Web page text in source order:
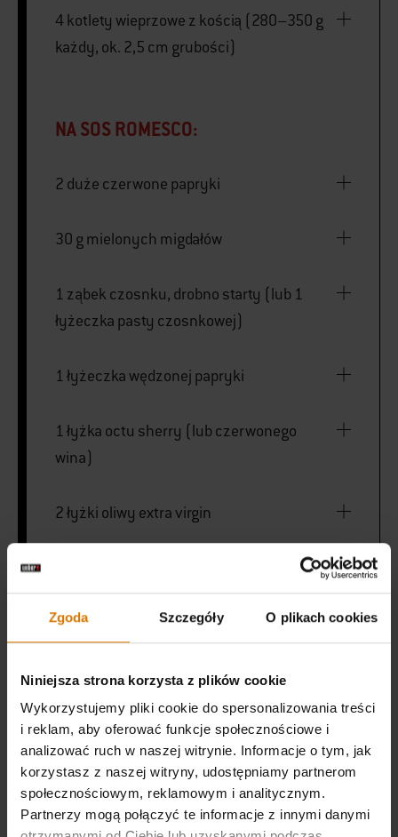
Zgoda Szczegóły O plikach cookies
Niniejsza strona korzysta z plików cookie
Wykorzystujemy pliki cookie do spersonalizowania treści
i reklam, aby oferować funkcje społecznościowe i
analizować ruch w naszej witrynie. Informacje o tym, jak
korzystasz z naszej witryny, udostępniamy partnerom
społecznościowym, reklamowym i analitycznym.
Partnerzy mogą połączyć te informacje z innymi danymi
4 kotlety wieprzowe z kością (280–350 g
każdy, ok. 2,5 cm grubości)
NA SOS ROMESCO:
2 duże czerwone papryki
30 g mielonych migdałów
1 ząbek czosnku, drobno starty (lub 1
łyżeczka pasty czosnkowej)
1 łyżeczka wędzonej papryki
1 łyżka octu sherry (lub czerwonego
wina)
2 łyżki oliwy extra virgin
1/2 łyżeczki czarnego pieprzu
Weber Genesis lub podobny grill gazowy
ruszt Weber Gourmet BBQ System Sear
Grate